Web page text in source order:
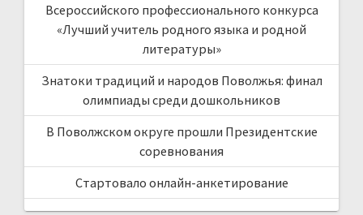
Всероссийского профессионального конкурса
«Лучший учитель родного языка и родной
литературы»
Знатоки традиций и народов Поволжья: финал
олимпиады среди дошкольников
В Поволжском округе прошли Президентские
соревнования
Стартовало онлайн-анкетирование